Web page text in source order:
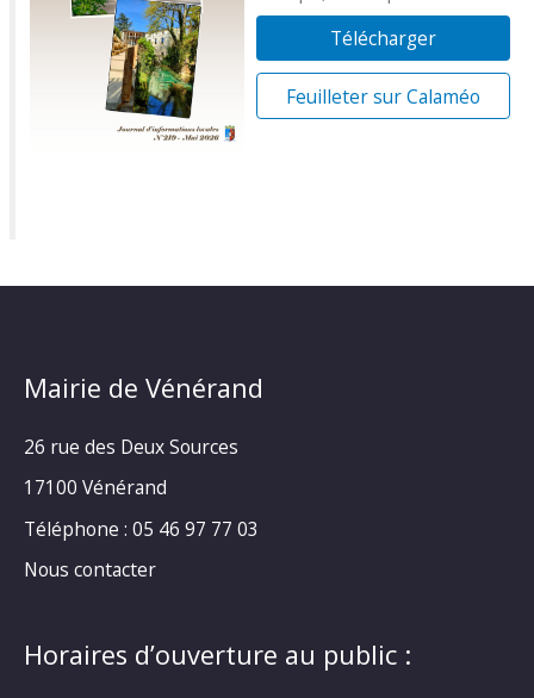
Télécharger
Feuilleter sur Calaméo
Mairie de Vénérand
26 rue des Deux Sources
17100 Vénérand
Téléphone : 05 46 97 77 03
Nous contacter
Horaires d’ouverture au public :